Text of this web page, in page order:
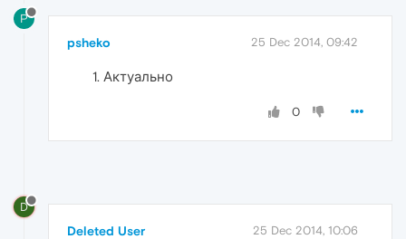
P
psheko 25 Dec 2014, 09:42
Актуально
0
D
Deleted User 25 Dec 2014, 10:06